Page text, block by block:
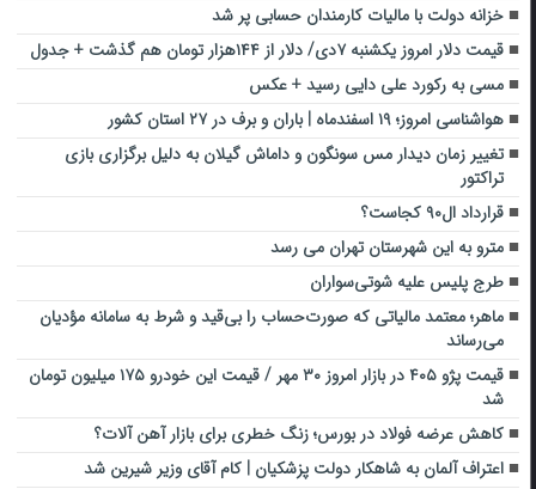
خزانه دولت با مالیات کارمندان حسابی پر شد
قیمت دلار امروز یکشنبه ۷دی/ دلار از ۱۴۴هزار تومان هم گذشت + جدول
مسی به رکورد علی دایی رسید + عکس
هواشناسی امروز؛ ۱۹ اسفندماه | باران و برف در ۲۷ استان کشور
تغییر زمان دیدار مس سونگون و داماش گیلان به دلیل برگزاری بازی
تراکتور
قرارداد ال۹۰ کجاست؟
مترو به این شهرستان تهران می رسد
طرج پلیس علیه شوتی‌سواران
ماهر؛ معتمد مالیاتی که صورت‌حساب‌ را بی‌قید و شرط به سامانه مؤدیان
می‌رساند
قیمت پژو ۴۰۵ در بازار امروز ۳۰ مهر / قیمت این خودرو ۱۷۵ میلیون تومان
شد
کاهش عرضه فولاد در بورس؛ زنگ خطری برای بازار آهن‌ آلات؟
اعتراف آلمان به شاهکار دولت پزشکیان | کام آقای وزیر شیرین شد